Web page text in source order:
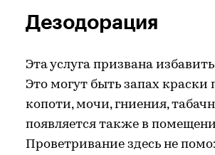
Дезодорация
Эта услуга призвана
Это могут быть запах краски
копоти, мочи, гниения,
появляется также в
Проветривание здесь не